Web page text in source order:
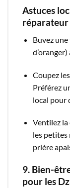
Astuces
réparateur
Buvez
Coupez
Préférez
local pour
Ventilez la
les petites
prière
9. Bien-
pour les